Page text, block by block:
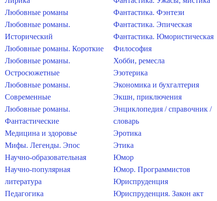
Любовные романы
Любовные романы.
Исторический
Любовные романы. Короткие
Любовные романы.
Остросюжетные
Любовные романы.
Современные
Любовные романы.
Фантастические
Медицина и здоровье
Мифы. Легенды. Эпос
Научно-образовательная
Научно-популярная
литература
Педагогика
Фантастика. Фэнтези
Фантастика. Эпическая
Фантастика. Юмористическая
Философия
Хобби, ремесла
Эзотерика
Экономика и бухгалтерия
Экшн, приключения
Энциклопедия / справочник /
словарь
Эротика
Этика
Юмор
Юмор. Программистов
Юриспруденция
Юриспруденция. Закон акт